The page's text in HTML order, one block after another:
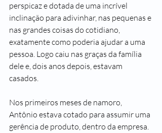
perspicaz e dotada de uma incrível
inclinação para adivinhar, nas pequenas e
nas grandes coisas do cotidiano,
exatamente como poderia ajudar a uma
pessoa. Logo caiu nas graças da família
dele e, dois anos depois, estavam
casados.
Nos primeiros meses de namoro,
Antônio estava cotado para assumir uma
gerência de produto, dentro da empresa.